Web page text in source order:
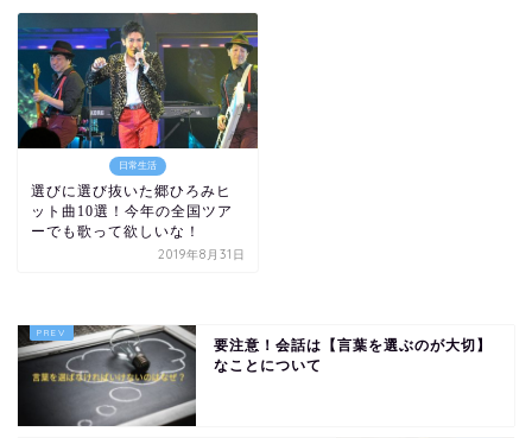
日常生活
選びに選び抜いた郷ひろみヒ
ット曲10選！今年の全国ツア
ーでも歌って欲しいな！
2019年8月31日
要注意！会話は【言葉を選ぶのが大切】
なことについて